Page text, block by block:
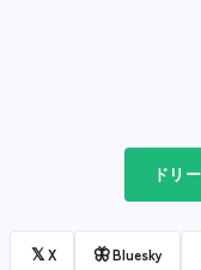
ドリ
𝕏X 🦋Bluesky